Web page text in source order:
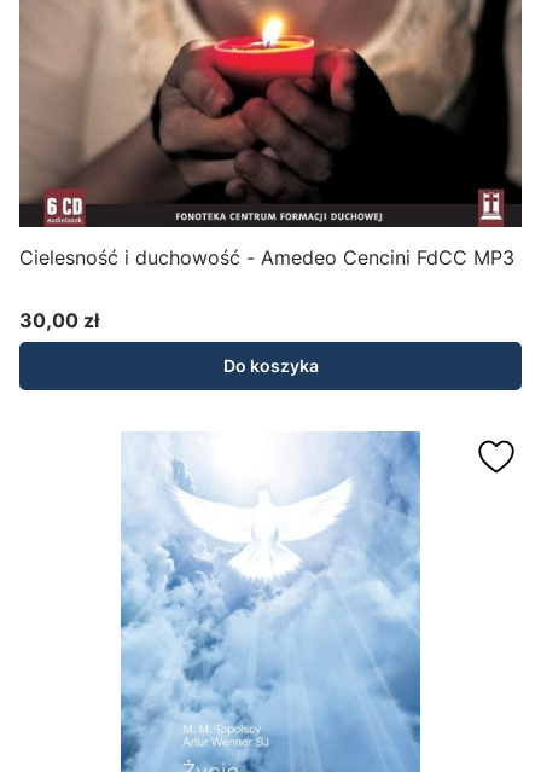
Cielesność i duchowość - Amedeo Cencini FdCC MP3
Cena
30,00 zł
Do koszyka